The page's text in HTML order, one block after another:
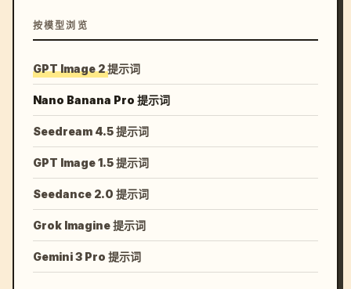
按模型浏览
GPT Image 2 提示词
Nano Banana Pro 提示词
Seedream 4.5 提示词
GPT Image 1.5 提示词
Seedance 2.0 提示词
Grok Imagine 提示词
Gemini 3 Pro 提示词